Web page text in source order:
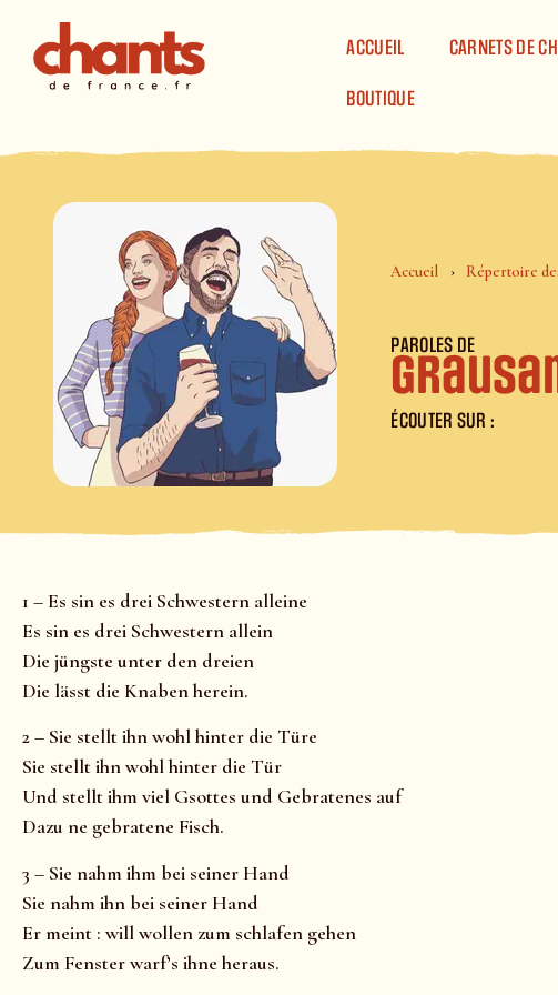
ACCUEIL
CARNETS DE
BOUTIQUE
Accueil Répertoire
PAROLES DE
ÉCOUTER SUR :
1 – Es sin es drei Schwestern alleine
Es sin es drei Schwestern allein
Die jüngste unter den dreien
Die lässt die Knaben herein.
2 – Sie stellt ihn wohl hinter die Türe
Sie stellt ihn wohl hinter die Tür
Und stellt ihm viel Gsottes und Gebratenes auf
Dazu ne gebratene Fisch.
3 – Sie nahm ihm bei seiner Hand
Sie nahm ihn bei seiner Hand
Er meint : will wollen zum schlafen gehen
Zum Fenster warf’s ihne heraus.